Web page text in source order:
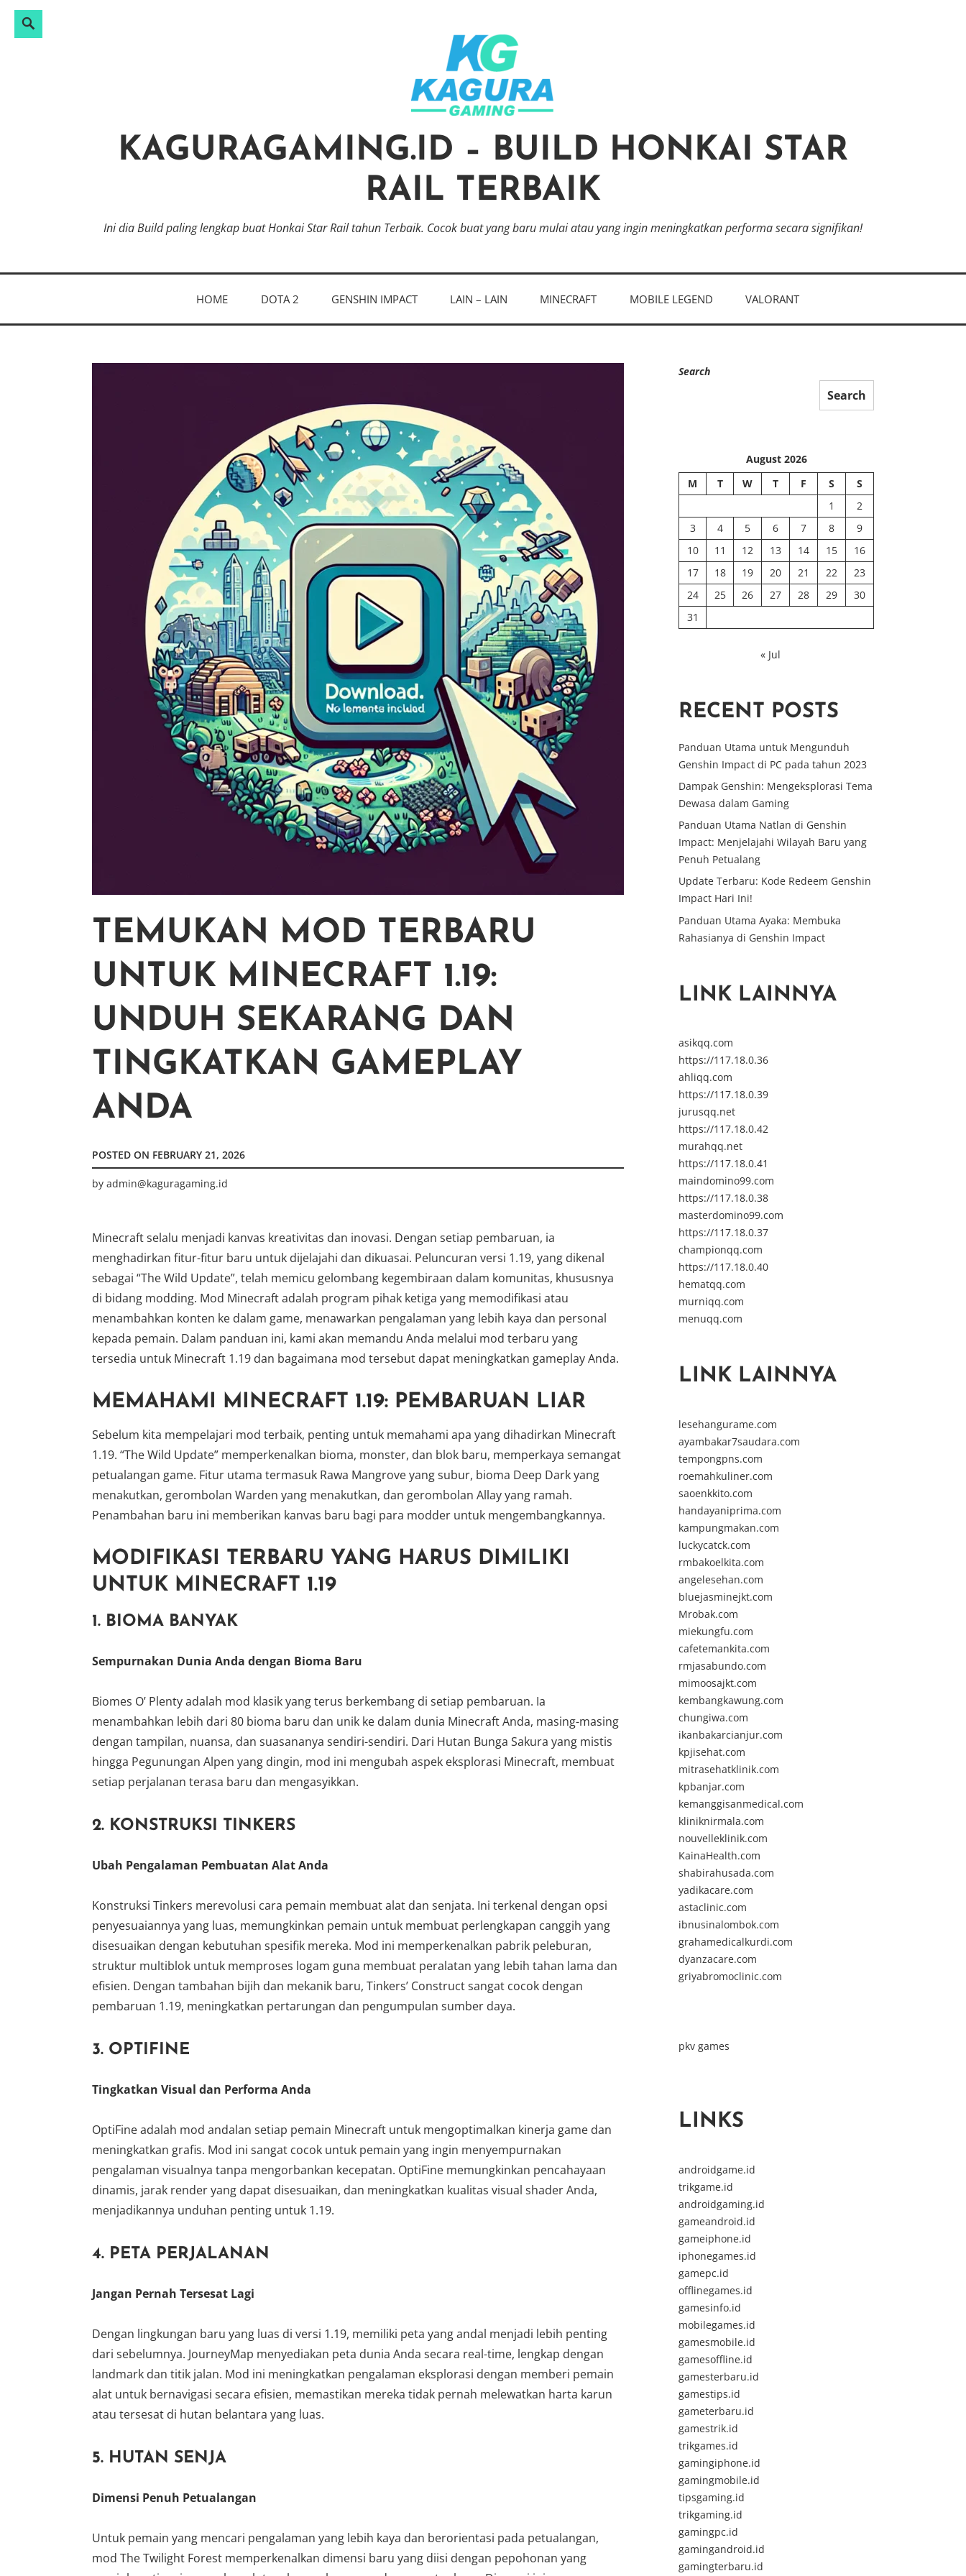
Search
KAGURAGAMING.ID – BUILD HONKAI STAR
RAIL TERBAIK
Ini dia Build paling lengkap buat Honkai Star Rail tahun Terbaik. Cocok buat yang baru mulai atau yang ingin meningkatkan performa secara signifikan!
HOME DOTA 2 GENSHIN IMPACT LAIN – LAIN MINECRAFT MOBILE LEGEND VALORANT
TEMUKAN MOD TERBARU
UNTUK MINECRAFT 1.19:
UNDUH SEKARANG DAN
TINGKATKAN GAMEPLAY
ANDA
POSTED ON FEBRUARY 21, 2026
by admin@kaguragaming.id
Minecraft selalu menjadi kanvas kreativitas dan inovasi. Dengan setiap pembaruan, ia
menghadirkan fitur-fitur baru untuk dijelajahi dan dikuasai. Peluncuran versi 1.19, yang dikenal
sebagai “The Wild Update”, telah memicu gelombang kegembiraan dalam komunitas, khususnya
di bidang modding. Mod Minecraft adalah program pihak ketiga yang memodifikasi atau
menambahkan konten ke dalam game, menawarkan pengalaman yang lebih kaya dan personal
kepada pemain. Dalam panduan ini, kami akan memandu Anda melalui mod terbaru yang
tersedia untuk Minecraft 1.19 dan bagaimana mod tersebut dapat meningkatkan gameplay Anda.
MEMAHAMI MINECRAFT 1.19: PEMBARUAN LIAR
Sebelum kita mempelajari mod terbaik, penting untuk memahami apa yang dihadirkan Minecraft
1.19. “The Wild Update” memperkenalkan bioma, monster, dan blok baru, memperkaya semangat
petualangan game. Fitur utama termasuk Rawa Mangrove yang subur, bioma Deep Dark yang
menakutkan, gerombolan Warden yang menakutkan, dan gerombolan Allay yang ramah.
Penambahan baru ini memberikan kanvas baru bagi para modder untuk mengembangkannya.
MODIFIKASI TERBARU YANG HARUS DIMILIKI
UNTUK MINECRAFT 1.19
1. BIOMA BANYAK
Sempurnakan Dunia Anda dengan Bioma Baru
Biomes O’ Plenty adalah mod klasik yang terus berkembang di setiap pembaruan. Ia
menambahkan lebih dari 80 bioma baru dan unik ke dalam dunia Minecraft Anda, masing-masing
dengan tampilan, nuansa, dan suasananya sendiri-sendiri. Dari Hutan Bunga Sakura yang mistis
hingga Pegunungan Alpen yang dingin, mod ini mengubah aspek eksplorasi Minecraft, membuat
setiap perjalanan terasa baru dan mengasyikkan.
2. KONSTRUKSI TINKERS
Ubah Pengalaman Pembuatan Alat Anda
Konstruksi Tinkers merevolusi cara pemain membuat alat dan senjata. Ini terkenal dengan opsi
penyesuaiannya yang luas, memungkinkan pemain untuk membuat perlengkapan canggih yang
disesuaikan dengan kebutuhan spesifik mereka. Mod ini memperkenalkan pabrik peleburan,
struktur multiblok untuk memproses logam guna membuat peralatan yang lebih tahan lama dan
efisien. Dengan tambahan bijih dan mekanik baru, Tinkers’ Construct sangat cocok dengan
pembaruan 1.19, meningkatkan pertarungan dan pengumpulan sumber daya.
3. OPTIFINE
Tingkatkan Visual dan Performa Anda
OptiFine adalah mod andalan setiap pemain Minecraft untuk mengoptimalkan kinerja game dan
meningkatkan grafis. Mod ini sangat cocok untuk pemain yang ingin menyempurnakan
pengalaman visualnya tanpa mengorbankan kecepatan. OptiFine memungkinkan pencahayaan
dinamis, jarak render yang dapat disesuaikan, dan meningkatkan kualitas visual shader Anda,
menjadikannya unduhan penting untuk 1.19.
4. PETA PERJALANAN
Jangan Pernah Tersesat Lagi
Dengan lingkungan baru yang luas di versi 1.19, memiliki peta yang andal menjadi lebih penting
dari sebelumnya. JourneyMap menyediakan peta dunia Anda secara real-time, lengkap dengan
landmark dan titik jalan. Mod ini meningkatkan pengalaman eksplorasi dengan memberi pemain
alat untuk bernavigasi secara efisien, memastikan mereka tidak pernah melewatkan harta karun
atau tersesat di hutan belantara yang luas.
5. HUTAN SENJA
Dimensi Penuh Petualangan
Untuk pemain yang mencari pengalaman yang lebih kaya dan berorientasi pada petualangan,
mod The Twilight Forest memperkenalkan dimensi baru yang diisi dengan pepohonan yang
Search
Search
August 2026
M
T W T F S
S
1
2
3
4 5 6 7 8
9
10
11 12 13 14 15
16
17
18 19 20 21 22
23
24
25 26 27 28 29
30
31
« Jul
RECENT POSTS
Panduan Utama untuk Mengunduh
Genshin Impact di PC pada tahun 2023
Dampak Genshin: Mengeksplorasi Tema
Dewasa dalam Gaming
Panduan Utama Natlan di Genshin
Impact: Menjelajahi Wilayah Baru yang
Penuh Petualang
Update Terbaru: Kode Redeem Genshin
Impact Hari Ini!
Panduan Utama Ayaka: Membuka
Rahasianya di Genshin Impact
LINK LAINNYA
asikqq.com
https://117.18.0.36
ahliqq.com
https://117.18.0.39
jurusqq.net
https://117.18.0.42
murahqq.net
https://117.18.0.41
maindomino99.com
https://117.18.0.38
masterdomino99.com
https://117.18.0.37
championqq.com
https://117.18.0.40
hematqq.com
murniqq.com
menuqq.com
LINK LAINNYA
lesehangurame.com
ayambakar7saudara.com
tempongpns.com
roemahkuliner.com
saoenkkito.com
handayaniprima.com
kampungmakan.com
luckycatck.com
rmbakoelkita.com
angelesehan.com
bluejasminejkt.com
Mrobak.com
miekungfu.com
cafetemankita.com
rmjasabundo.com
mimoosajkt.com
kembangkawung.com
chungiwa.com
ikanbakarcianjur.com
kpjisehat.com
mitrasehatklinik.com
kpbanjar.com
kemanggisanmedical.com
kliniknirmala.com
nouvelleklinik.com
KainaHealth.com
shabirahusada.com
yadikacare.com
astaclinic.com
ibnusinalombok.com
grahamedicalkurdi.com
dyanzacare.com
griyabromoclinic.com
pkv games
LINKS
androidgame.id
trikgame.id
androidgaming.id
gameandroid.id
gameiphone.id
iphonegames.id
gamepc.id
offlinegames.id
gamesinfo.id
mobilegames.id
gamesmobile.id
gamesoffline.id
gamesterbaru.id
gamestips.id
gameterbaru.id
gamestrik.id
trikgames.id
gamingiphone.id
gamingmobile.id
tipsgaming.id
trikgaming.id
gamingpc.id
gamingandroid.id
gamingterbaru.id